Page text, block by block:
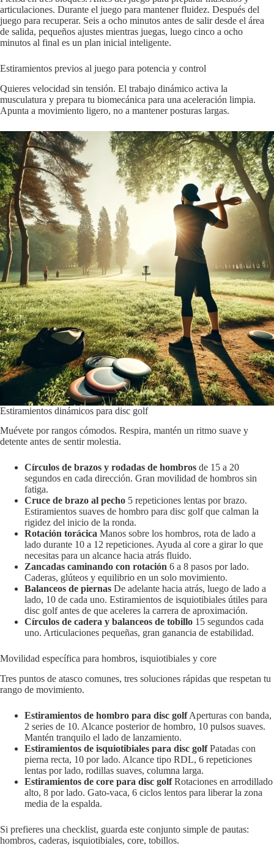
articulaciones. Durante el juego para mantener fluidez. Después del
juego para recuperar. Seis a ocho minutos antes de salir desde el área
de salida, pequeños ajustes mientras juegas, luego cinco a ocho
minutos al final es un plan inicial inteligente.
Estiramientos previos al juego para potencia y control
Quieres velocidad sin tensión. El trabajo dinámico activa la
musculatura y prepara tu biomecánica para una aceleración limpia.
Apunta a movimiento ligero, no a mantener posturas largas.
Estiramientos dinámicos para disc golf
Muévete por rangos cómodos. Respira, mantén un ritmo suave y
detente antes de sentir molestia.
Círculos de brazos y rodadas de hombros de 15 a 20
segundos en cada dirección. Gran movilidad de hombros sin
fatiga.
Cruce de brazo al pecho 5 repeticiones lentas por brazo.
Estiramientos suaves de hombro para disc golf que calman la
rigidez del inicio de la ronda.
Rotación torácica Manos sobre los hombros, rota de lado a
lado durante 10 a 12 repeticiones. Ayuda al core a girar lo que
necesitas para un alcance hacia atrás fluido.
Zancadas caminando con rotación 6 a 8 pasos por lado.
Caderas, glúteos y equilibrio en un solo movimiento.
Balanceos de piernas De adelante hacia atrás, luego de lado a
lado, 10 de cada uno. Estiramientos de isquiotibiales útiles para
disc golf antes de que aceleres la carrera de aproximación.
Círculos de cadera y balanceos de tobillo 15 segundos cada
uno. Articulaciones pequeñas, gran ganancia de estabilidad.
Movilidad específica para hombros, isquiotibiales y core
Tres puntos de atasco comunes, tres soluciones rápidas que respetan tu
rango de movimiento.
Estiramientos de hombro para disc golfAperturas con banda,
2 series de 10. Alcance posterior de hombro, 10 pulsos suaves.
Mantén tranquilo el lado de lanzamiento.
Estiramientos de isquiotibiales para disc golfPatadas con
pierna recta, 10 por lado. Alcance tipo RDL, 6 repeticiones
lentas por lado, rodillas suaves, columna larga.
Estiramientos de core para disc golfRotaciones en arrodillado
alto, 8 por lado. Gato-vaca, 6 ciclos lentos para liberar la zona
media de la espalda.
Si prefieres una checklist, guarda este conjunto simple de pautas:
hombros, caderas, isquiotibiales, core, tobillos.